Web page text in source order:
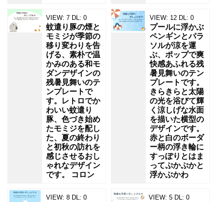
VIEW: 7 DL: 0
蚊遣り豚の煙と
モミジが季節の
移り変わりを告
げる、素朴で温
かみのある和モ
ダンデザインの
残暑見舞いのテ
ンプレートで
す。レトロでか
わいい蚊遣り
豚、色づき始め
たモミジを配し
た、夏の終わり
と初秋の訪れを
感じさせるおし
ゃれなデザイン
です。 コロン
VIEW: 12 DL: 0
プールに浮かぶ
ペンギンとパラ
ソルが涼を運
ぶ、ポップで爽
快感あふれる残
暑見舞いのテン
プレートです。
きらきらと太陽
の光を浴びて輝
く涼しげな水面
を描いた横型の
デザインです。
赤と白のボーダ
ー柄の浮き輪に
すっぽりとはま
ってぷかぷかと
浮かぶかわ
VIEW: 8 DL: 0 VIEW: 5 DL: 0